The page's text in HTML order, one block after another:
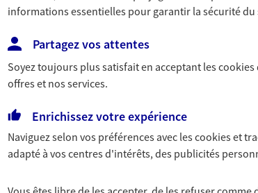
N° Orias * (orias.fr) : 23000966
Dominique Aguenier
informations essentielles pour garantir la sécurité
Partagez vos attentes
Soyez toujours plus satisfait en acceptant lescookies
offres et nos services.
Enrichissez votre expérience
Naviguez selon vos préférences avec lescookies et
adapté à vos centres d'intérêts, des publicités